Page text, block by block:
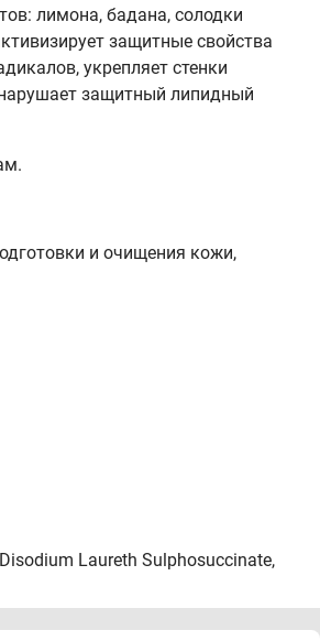
лимона, бадана, солодки
защитные свойства
укрепляет стенки
защитный липидный
и очищения кожи,
Laureth Sulphosuccinate,
alcohol (and) Ethylhexylglycerin,